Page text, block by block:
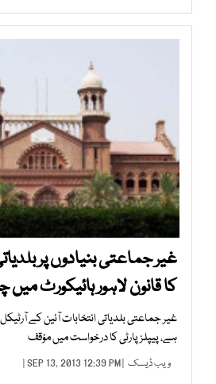
غیر جماعتی بنیادوں پر
کا قانون لاہور ہائیکورٹ میں
ہے، پیپلز پارٹی کا درخواست میں مؤقف
ویب ڈیسک | SEP 13, 2013 12:39 PM |